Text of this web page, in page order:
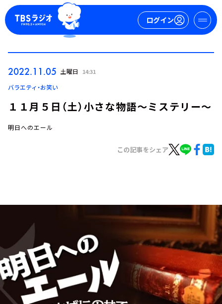
ログイン
ログイン
トピックス
お知らせ
イベント・グッズ
YouTube
会社情報
2022.11.05 土曜日 14:31
バラエティ・お笑い
１１月５日（土）小さな物語～ミステリー～
明日へのエール
この記事をシェア